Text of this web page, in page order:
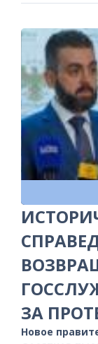
ЗА
Новое